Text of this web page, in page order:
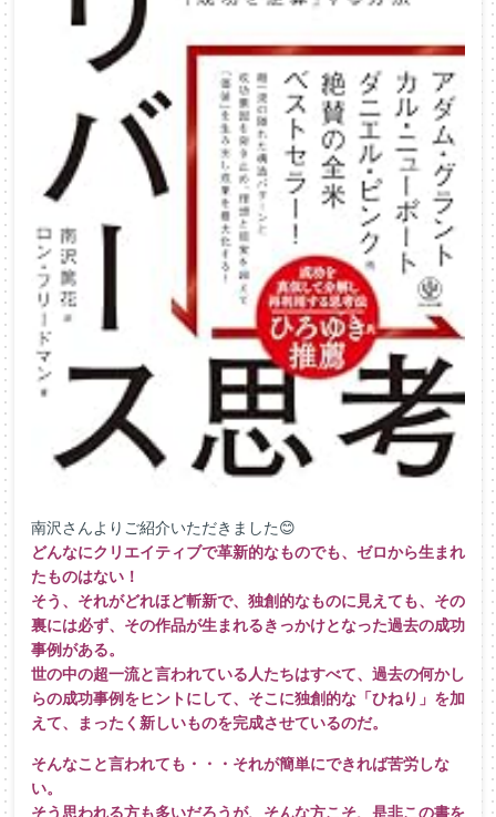
南沢さんよりご紹介いただきました😊
どんなにクリエイティブで革新的なものでも、ゼロから生まれ
たものはない！
そう、それがどれほど斬新で、独創的なものに見えても、その
裏には必ず、その作品が生まれるきっかけとなった過去の成功
事例がある。
世の中の超一流と言われている人たちはすべて、過去の何かし
らの成功事例をヒントにして、そこに独創的な「ひねり」を加
えて、まったく新しいものを完成させているのだ。
そんなこと言われても・・・それが簡単にできれば苦労しな
い。
そう思われる方も多いだろうが、そんな方こそ、是非この書を